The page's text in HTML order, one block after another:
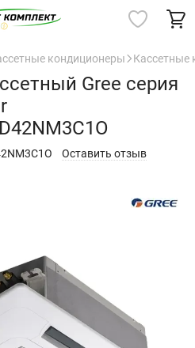
кондиционеры Кассетные
Gree серия
Оставить отзыв